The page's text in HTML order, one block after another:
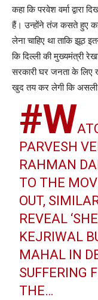
कहा कि परवेश वर्मा
हैं। उन्होंने तंज कसते हुए
लेना चाहिए था ताकि झूठ
कि दिल्ली की मुख्यमंत्री
सरकारी घर जनता के लिए
खुद तय कर लेगी कि असली
#W
PARVESH
RAHMAN
TO THE
OUT,
REVEAL
KEJRIWAL
MAHAL IN
SUFFERING
THE…